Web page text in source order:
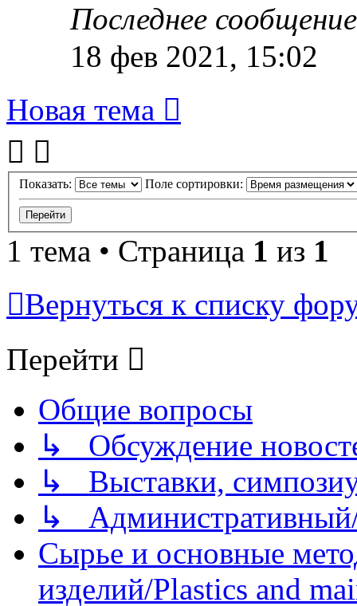
Последнее
18 фев 2021, 15:02
Новая тема
Показать: Поле сортировки:
1 тема • Страница 1 из 1
Вернуться к списку
Перейти
Общие вопросы
↳ Обсуждение
↳ Выставки,
↳
Сырье и основные
изделий/Plastics and